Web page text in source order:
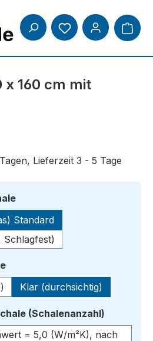
160 cm mit
Lieferzeit 3 - 5 Tage
auswählen
Standard
Schlagfest)
auswählen
Klar (durchsichtig)
(Schalenanzahl)
= 5,0 (W/m²K), nach